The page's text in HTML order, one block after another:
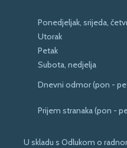
Ponedjeljak, srijeda,
Utorak
Petak
Subota, nedjelja
Dnevni odmor (pon -
Prijem stranaka (pon -
U skladu s Odlukom o